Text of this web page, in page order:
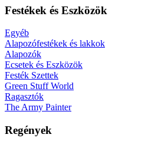
Festékek és Eszközök
Egyéb
Alapozófestékek és lakkok
Alapozók
Ecsetek és Eszközök
Festék Szettek
Green Stuff World
Ragasztók
The Army Painter
Regények